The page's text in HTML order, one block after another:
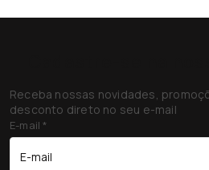
Receba nossas novidades,
desconto direto no seu e-mail
E-mail*